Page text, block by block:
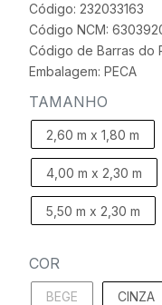
Código: 232033163
Código NCM:
Código de Barras do
Embalagem: PECA
TAMANHO
2,60 m x 1,80 m
4,00 m x 2,30 m
5,50 m x 2,30 m
COR
BEGE CINZA